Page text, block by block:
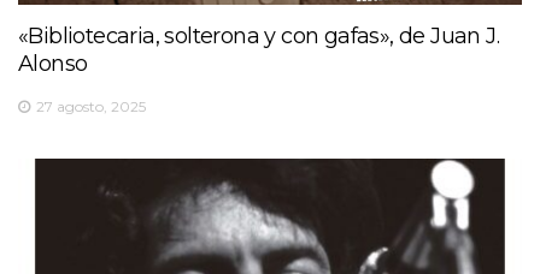
«Bibliotecaria, solterona y con gafas», de Juan J.
Alonso
27 agosto, 2025